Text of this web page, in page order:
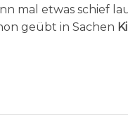
mal etwas schief
geübt in Sachen